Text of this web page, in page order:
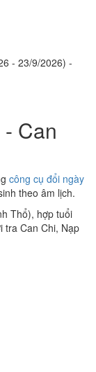
- 23/9/2026) -
Can
công cụ đổi ngày
theo âm lịch.
Thổ), hợp tuổi
tra Can Chi, Nạp